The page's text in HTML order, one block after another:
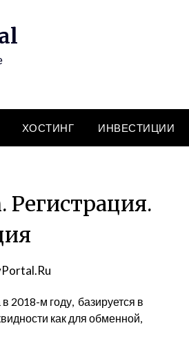
ХОСТИНГ ИНВЕСТИЦИИ
2018-м году, базируется в
как для обменной,